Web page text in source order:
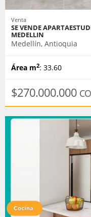
Venta
SE VENDE
MEDELLIN
Medellín, Antioquia
Área m2: 33.60
$270.000.000